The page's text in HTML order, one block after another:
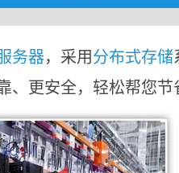
务器，采用分布式存储
、更安全，轻松帮您节